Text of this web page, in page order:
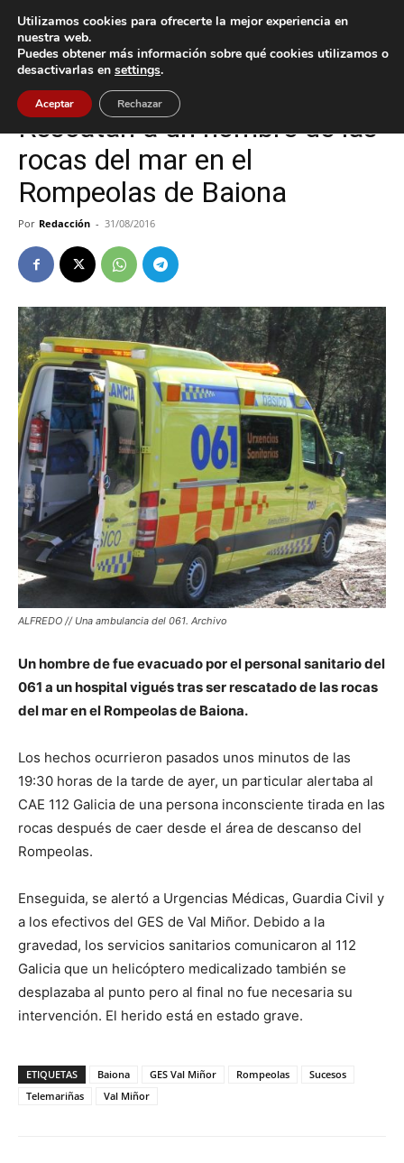
Inicio Baiona
Baiona Sucesos
Rescatan a un hombre de las
rocas del mar en el
Rompeolas de Baiona
Por Redacción - 31/08/2016
ALFREDO // Una ambulancia del 061. Archivo
Un hombre de fue evacuado por el personal sanitario del
061 a un hospital vigués tras ser rescatado de las rocas
del mar en el Rompeolas de Baiona.
Los hechos ocurrieron pasados unos minutos de las
19:30 horas de la tarde de ayer, un particular alertaba al
CAE 112 Galicia de una persona inconsciente tirada en las
rocas después de caer desde el área de descanso del
Rompeolas.
Enseguida, se alertó a Urgencias Médicas, Guardia Civil y
a los efectivos del GES de Val Miñor. Debido a la
gravedad, los servicios sanitarios comunicaron al 112
Galicia que un helicóptero medicalizado también se
desplazaba al punto pero al final no fue necesaria su
intervención. El herido está en estado grave.
ETIQUETAS Baiona GES Val Miñor Rompeolas
Sucesos
Telemariñas
Val Miñor
Utilizamos cookies para ofrecerte la mejor experiencia en
nuestra web.
Puedes obtener más información sobre qué cookies utilizamos o
desactivarlas en settings.
Aceptar Rechazar